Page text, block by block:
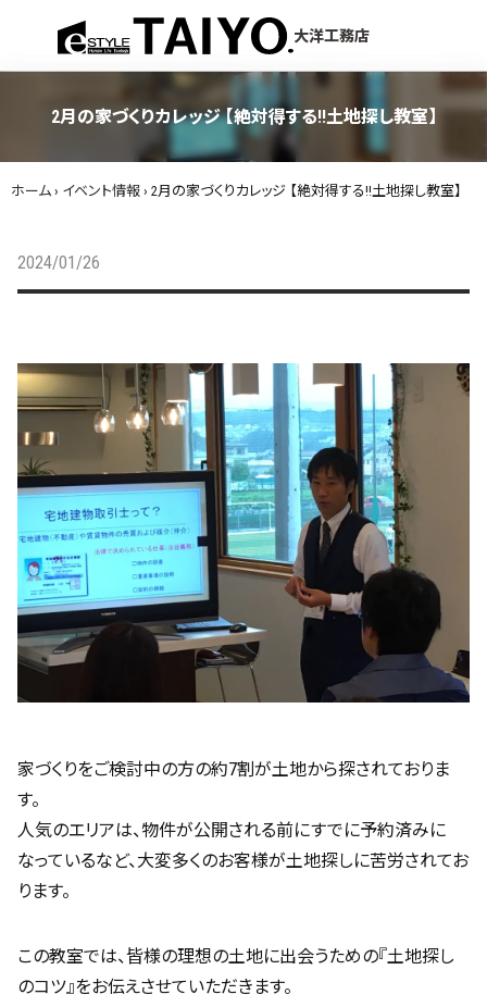
大洋工務店
2月の家づくりカレッジ 【絶対得する!!土地探し教室】
ホーム › イベント情報 › 2月の家づくりカレッジ 【絶対得する!!土地探し教室】
2024/01/26
家づくりをご検討中の方の約7割が土地から探されておりま
す。
人気のエリアは、物件が公開される前にすでに予約済みに
なっているなど、大変多くのお客様が土地探しに苦労されてお
ります。
この教室では、皆様の理想の土地に出会うための『土地探し
のコツ』をお伝えさせていただきます。